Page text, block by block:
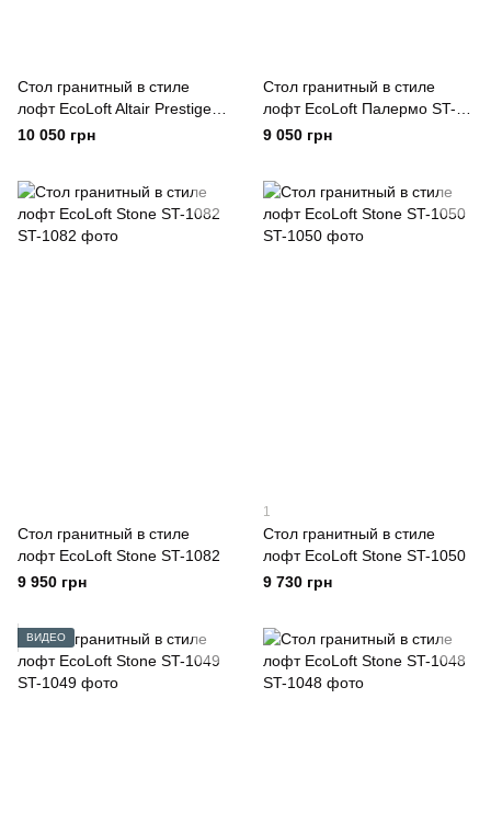
Стол гранитный в стиле
лофт EcoLoft Altair Prestige
ST-1007
10 050 грн
Стол гранитный в стиле
лофт EcoLoft Палермо ST-
1094
9 050 грн
Стол гранитный в стиле
лофт EcoLoft Stone ST-1082
9 950 грн
1
Стол гранитный в стиле
лофт EcoLoft Stone ST-1050
9 730 грн
ВИДЕО